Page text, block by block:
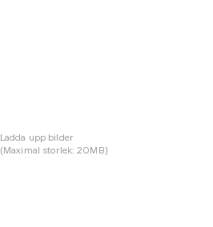
Ladda upp bilder
(Maximal storlek: 20MB)